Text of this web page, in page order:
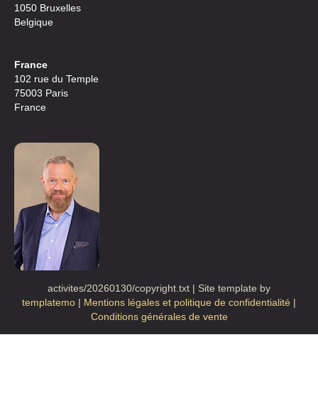
1050 Bruxelles
Belgique
France
102 rue du Temple
75003 Paris
France
activites/20260130/copyright.txt | Site template by
templatemo | Mentions légales et politique de confidentialité |
Conditions générales de vente